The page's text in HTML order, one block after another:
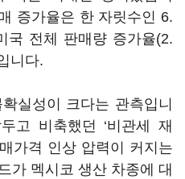
증가율은 한 자릿수인 6.
국 전체 판매량 증가율(2.
니다.
실성이 크다는 관측입니
고 비축했던 ‘비관세 재
가격 인상 압력이 커지는
가 멕시코 생산 차종에 대